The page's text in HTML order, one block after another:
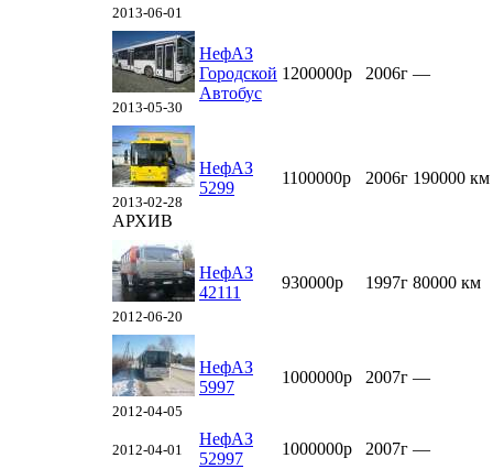
2013-06-01
2013-05-30
НефАЗ
Городской
Автобус
1200000р 2006г —
2013-02-28
АРХИВ
НефАЗ
5299
1100000р 2006г 190000 км
2012-06-20
НефАЗ
42111
930000р 1997г 80000 км
2012-04-05
НефАЗ
5997
1000000р 2007г —
2012-04-01
НефАЗ
52997
1000000р 2007г —